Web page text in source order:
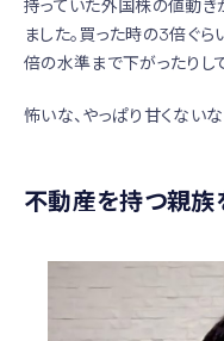
持っていた外国株の値動き
ました。買った時の3倍ぐ
倍の水準まで下がったりして
怖いな、やっぱり甘くないな
不動産を持つ親族